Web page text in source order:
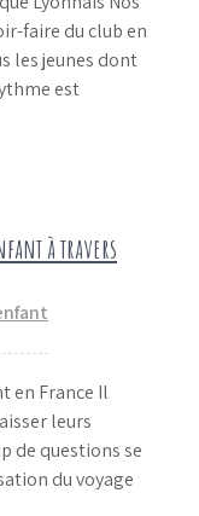
faire du club en
les jeunes dont
est
à travers
en France Il
leurs
de questions se
du voyage